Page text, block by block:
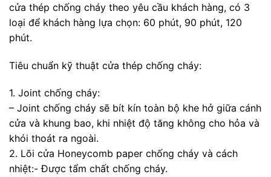
cửa thép chống cháy theo yêu cầu khách hàng, có 3
loại để khách hàng lựa chọn: 60 phút, 90 phút, 120
phút.
Tiêu chuẩn kỹ thuật cửa thép chống cháy:
1. Joint chống cháy:
– Joint chống cháy sẽ bít kín toàn bộ khe hở giữa cánh
cửa và khung bao, khi nhiệt độ tăng không cho hỏa và
khói thoát ra ngoài.
2. Lõi cửa Honeycomb paper chống cháy và cách
nhiệt:- Được tẩm chất chống cháy.